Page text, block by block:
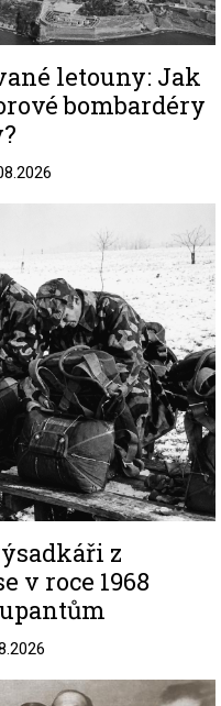
letouny: Jak
bombardéry
z
v roce 1968